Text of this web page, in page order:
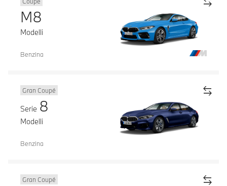
M8
Modelli
Benzina
Gran Coupé
Serie 8
Modelli
Benzina
Gran Coupé